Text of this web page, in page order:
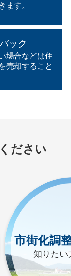
ます。
ック
場合などは住
売却すること
ださい
市街化調
知りたい